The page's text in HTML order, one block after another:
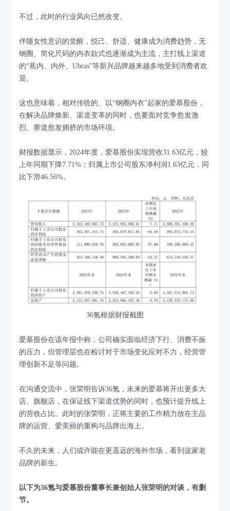
不过，此时的行业风向已然改变。
伴随女性意识的觉醒，悦己、舒适、健康成为消费趋势，无
钢圈、简化尺码的内衣款式也逐渐成为主流，主打线上渠道
的“蕉内、内外、Ubras”等新兴品牌越来越多地受到消费者欢
迎。
这也意味着，相对传统的、以“钢圈内衣”起家的爱慕股份，
在解决品牌焕新、渠道变革的同时，也要面对竞争愈发激
烈、赛道愈发拥挤的市场环境。
财报数据显示，2024年度，爱慕股份实现营收31.63亿元，较
上年同期下降7.71%；归属上市公司股东净利润1.63亿元，同
比下滑46.56%。
36氪根据财报截图
爱慕股份在该年报中称，公司确实面临经济下行、消费不振
的压力，但管理层也在检讨对于市场变化应对不力，经营管
理创新不足等问题。
在沟通交流中，张荣明告诉36氪，未来的爱慕将开出更多大
店、旗舰店，在保证线下渠道优势的同时，也预计提升线上
的营收占比。此时的张荣明，正将主要的工作精力放在主品
牌的运营、爱美丽的重构与品牌出海上。
不久的未来，人们或许能在更遥远的海外市场，看到这家老
品牌的新生。
以下为36氪与爱慕股份董事长兼创始人张荣明的对谈，有删
节。